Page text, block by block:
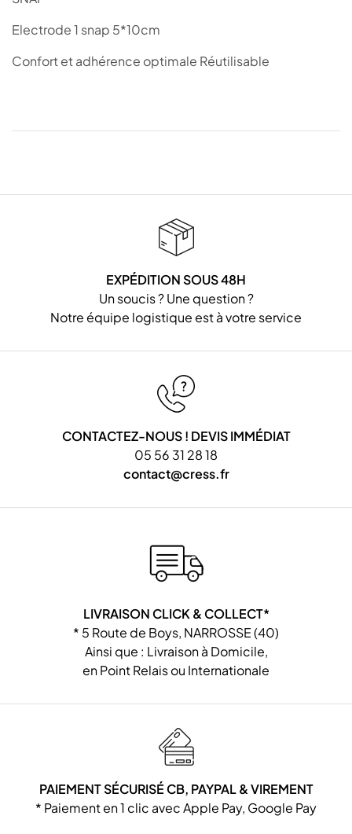
Electrode 1 snap 5*10cm
Confort et adhérence optimale Réutilisable
EXPÉDITION SOUS 48H
Un soucis ? Une question ?
Notre équipe logistique est à votre service
CONTACTEZ-NOUS ! DEVIS IMMÉDIAT
05 56 31 28 18
contact@cress.fr
LIVRAISON CLICK & COLLECT*
* 5 Route de Boys, NARROSSE (40)
Ainsi que : Livraison à Domicile,
en Point Relais ou Internationale
PAIEMENT SÉCURISÉ CB, PAYPAL & VIREMENT
* Paiement en 1 clic avec Apple Pay, Google Pay